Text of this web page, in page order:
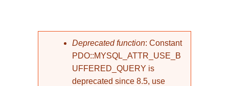
Fehlermeldung
Deprecated function: Constant
PDO::MYSQL_ATTR_USE_B
UFFERED_QUERY is
deprecated since 8.5, use